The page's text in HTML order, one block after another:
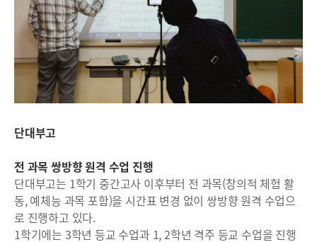
단대부고
전 과목 쌍방향 원격 수업 진행
단대부고는 1학기 중간고사 이후부터 전 과목(창의적 체험 활
동, 예체능 과목 포함)을 시간표 변경 없이 쌍방향 원격 수업으
로 진행하고 있다.
1학기에는 3학년 등교 수업과 1, 2학년 격주 등교 수업을 진행